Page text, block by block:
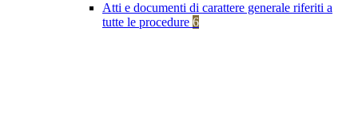
Atti e documenti di carattere generale riferiti a
tutte le procedure 6